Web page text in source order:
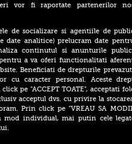
la peste 40 de
Celsius. În Slovacia,
Dunării are cel mai
severă a lovit după
și secetă. Doi
au fost loviți de
în timp ce se
în Mureș
uriaș pe un bulevard
București. Carosabilul s-
vor fi raportate partenerilor
de socializare si agentiile de
analitice) prelucram date
continutul si anunturile
a va oferi functionalitati
Beneficiati de drepturile
cu caracter personal. Aceste
pe “ACCEPT TOATE”, acceptati
acceptul dvs. cu privire la
Prin click pe “VREAU SA
individual, mai putin cele